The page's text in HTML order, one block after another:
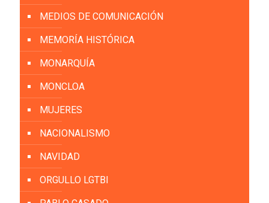
MEDIOS DE COMUNICACIÓN
MEMORÍA HISTÓRICA
MONARQUÍA
MONCLOA
MUJERES
NACIONALISMO
NAVIDAD
ORGULLO LGTBI